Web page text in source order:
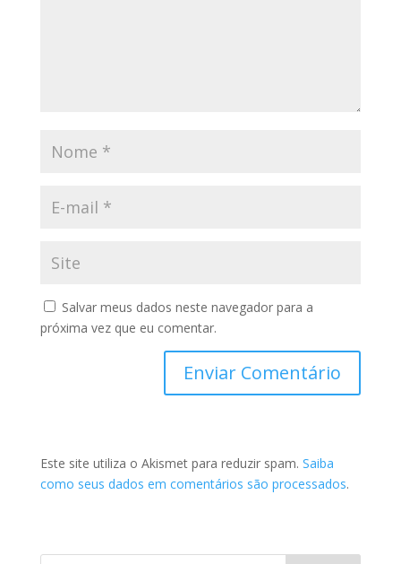
Salvar meus dados neste navegador para a
próxima vez que eu comentar.
Este site utiliza o Akismet para reduzir spam. Saiba
como seus dados em comentários são processados.